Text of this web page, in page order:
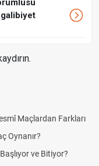
Farkları
ve Bitiyor?